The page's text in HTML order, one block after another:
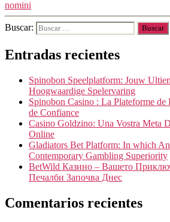
nomini
Buscar:
Entradas recientes
Spinobon Speelplatform: Jouw
Hoogwaardige Spelervaring
Spinobon Casino : La Plateforme
de Confiance
Casino Goldzino: Una Vostra Meta
Online
Gladiators Bet Platform: In which
Contemporary Gambling Superiority
BetWild Казино – Вашето
Печалби Започва Днес
Comentarios recientes